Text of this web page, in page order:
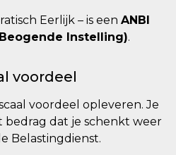
Eerlijk – is een ANBI
Instelling).
voordeel
voordeel opleveren. Je
bedrag dat je schenkt weer
Belastingdienst.